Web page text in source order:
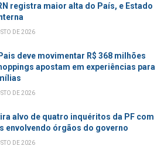
registra maior alta do País, e Estado
DE 2026
deve movimentar R$ 368 milhões
apostam em experiências para
DE 2026
alvo de quatro inquéritos da PF com
envolvendo órgãos do governo
DE 2026